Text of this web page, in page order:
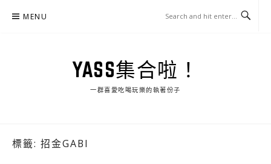
MENU
YASS集合啦！
一群喜愛吃喝玩樂的執著份子
標籤: 招金GABI